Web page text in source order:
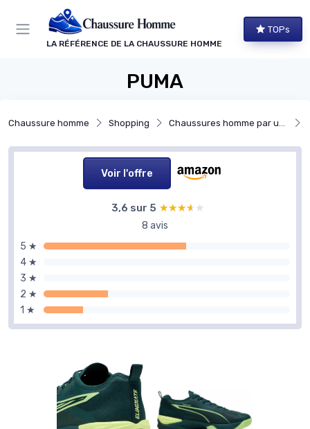
LA RÉFÉRENCE DE LA CHAUSSURE HOMME
TOPs
PUMA
Chaussure homme Shopping Chaussures homme par usage
Voir l'offre
3,6 sur 5 ★★★★★
★★★★★
8 avis
5 ★
4 ★
3 ★
2 ★
1 ★
Panneau de gestion des cookies